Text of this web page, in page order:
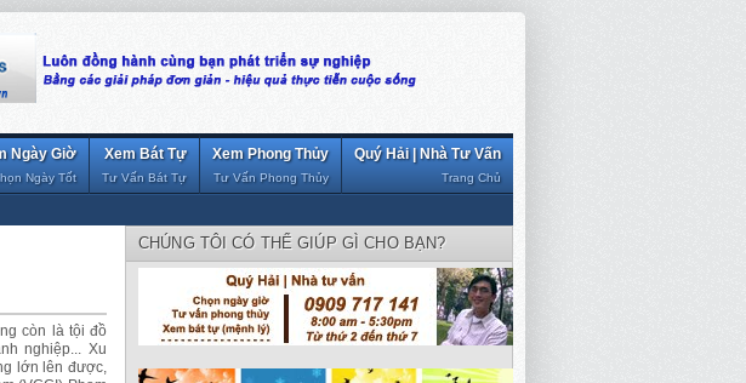
Quý Hải | Nhà Tư Vấn
Trang Chủ
Xem Phong Thủy
Tư Vấn Phong Thủy
Xem Bát Tự
Tư Vấn Bát Tự
Ngày Giờ
Ngày Tốt
còn là tội đồ
nghiệp... Xu
lớn lên được,
CHÚNG TÔI CÓ THỂ GIÚP GÌ CHO BẠN?